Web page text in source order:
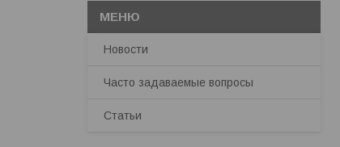
Новости
Часто задаваемые вопросы
Статьи